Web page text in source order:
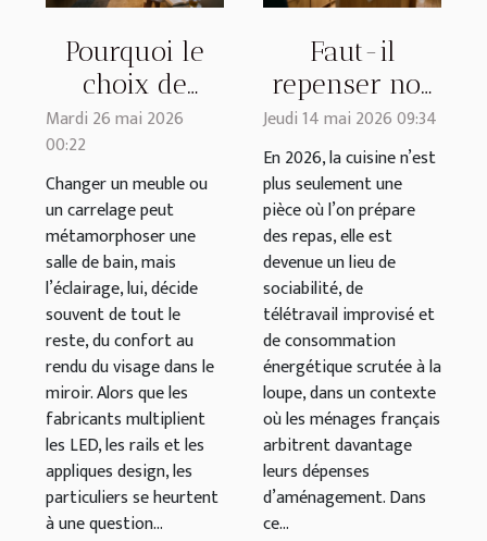
Pourquoi le
choix de
l’éclairage
l’ambiance
d’une salle de
bain moderne
Mardi 26 mai 2026
00:22
Changer un meuble ou
un carrelage peut
métamorphoser une
salle de bain, mais
l’éclairage, lui, décide
souvent de tout le
reste, du confort au
rendu du visage dans le
miroir. Alors que les
fabricants multiplient
les LED, les rails et les
appliques design, les
particuliers se heurtent
à une question...
Faut-il
repenser nos
cuisines à
l’aune du
design
scandinave ?
Jeudi 14 mai 2026 09:34
En 2026, la cuisine n’est
plus seulement une
pièce où l’on prépare
des repas, elle est
devenue un lieu de
sociabilité, de
télétravail improvisé et
de consommation
énergétique scrutée à la
loupe, dans un contexte
où les ménages français
arbitrent davantage
leurs dépenses
d’aménagement. Dans
ce...